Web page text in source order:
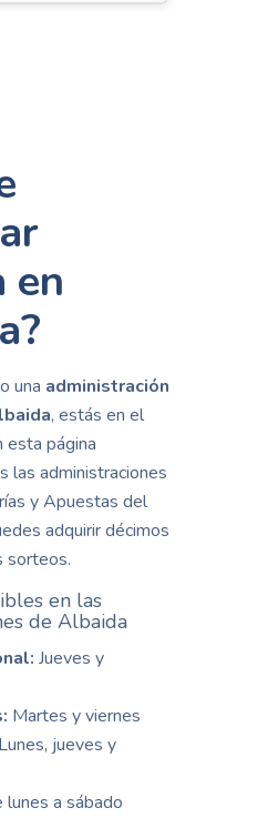
en
una administración
, estás en el
esta página
las administraciones
y Apuestas del
adquirir décimos
sorteos.
en las
de Albaida
Jueves y
Martes y viernes
Lunes, jueves y
lunes a sábado